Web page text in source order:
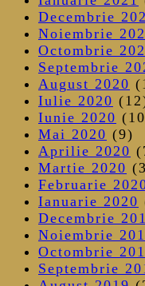
Decembrie
Noiembrie
Octombrie
Septembrie
August 2020
Iulie 2020
Iunie 2020
Mai 2020 (9)
Aprilie 2020
Martie 2020
Februarie
Ianuarie 2020
Decembrie
Noiembrie
Octombrie
Septembrie